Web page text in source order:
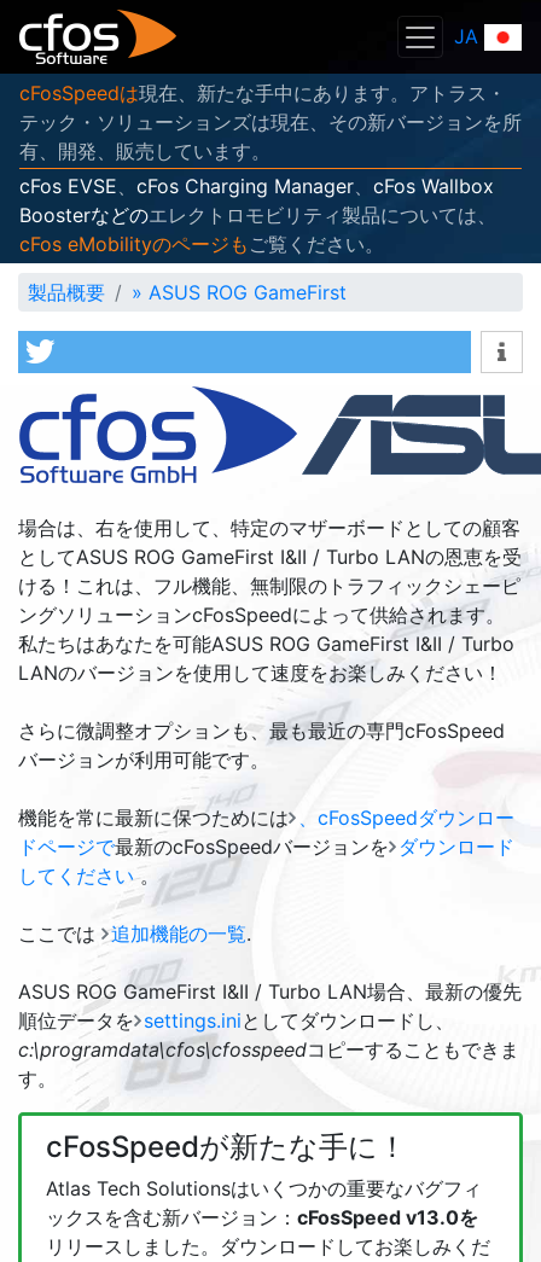
JA
cFosSpeedは現在、新たな手中にあります。アトラス・
テック・ソリューションズは現在、その新バージョンを所
有、開発、販売しています。
cFos EVSE、 cFos Charging Manager、 cFos Wallbox
Boosterなどのエレクトロモビリティ製品については、
cFos eMobilityのページも ご覧ください。
製品概要
» ASUS ROG GameFirst
場合は、右を使用して、特定のマザーボードとしての顧客
としてASUS ROG GameFirst I&II / Turbo LANの恩恵を受
ける！これは、フル機能、無制限のトラフィックシェーピ
ングソリューションcFosSpeedによって供給されます。
私たちはあなたを可能ASUS ROG GameFirst I&II / Turbo
LANのバージョンを使用して速度をお楽しみください！
さらに微調整オプションも、最も最近の専門cFosSpeed
バージョンが利用可能です。
機能を常に最新に保つためには 、cFosSpeedダウンロー
ドページで最新のcFosSpeedバージョンを ダウンロード
してください。
ここでは 追加機能の一覧.
ASUS ROG GameFirst I&II / Turbo LAN場合、最新の優先
順位データを settings.iniとしてダウンロードし、
c:\programdata\cfos\cfosspeedコピーすることもできま
す。
cFosSpeedが新たな手に！
Atlas Tech Solutionsはいくつかの重要なバグフィ
ックスを含む新バージョン： cFosSpeed v13.0を
リリースしました。ダウンロードしてお楽しみくだ